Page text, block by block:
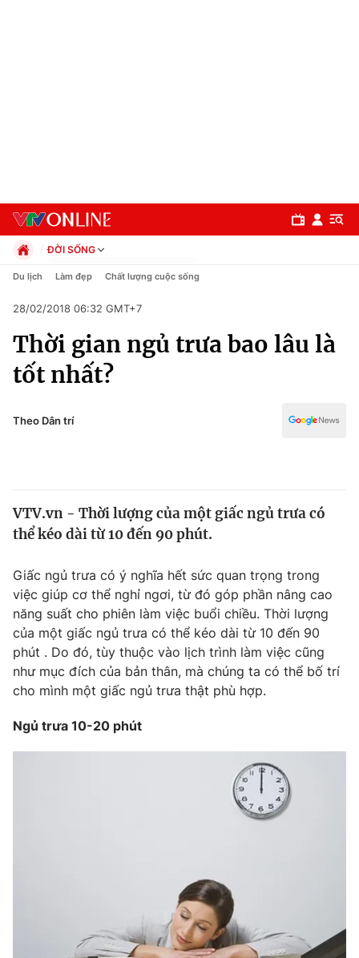
Chuyên mục
Chính trị
Tin tức
Thế giới đó đây
Câu chuyện quốc tế
Kinh tế
Tài chính
Thị trường
Góc doanh nghiệp
Dữ liệu và đời sống
Truyền hình
Phim VTV
Hậu trường
Giải trí
Hitech Công nghệ tương lai
Giao lưu trực tuyến
ĐỜI SỐNG
Chính trị
Pháp luật
Kinh tế
Thể thao
Truyền hình
Y tế
Du lịch Làm đẹp Chất lượng cuộc sống
28/02/2018 06:32 GMT+7
Thời gian ngủ trưa bao lâu là
tốt nhất?
Theo Dân trí
VTV.vn - Thời lượng của một giấc ngủ trưa có
thể kéo dài từ 10 đến 90 phút.
Giấc ngủ trưa có ý nghĩa hết sức quan trọng trong
việc giúp cơ thể nghỉ ngơi, từ đó góp phần nâng cao
năng suất cho phiên làm việc buổi chiều. Thời lượng
của một giấc ngủ trưa có thể kéo dài từ 10 đến 90
phút . Do đó, tùy thuộc vào lịch trình làm việc cũng
như mục đích của bản thân, mà chúng ta có thể bố trí
cho mình một giấc ngủ trưa thật phù hợp.
Ngủ trưa 10-20 phút